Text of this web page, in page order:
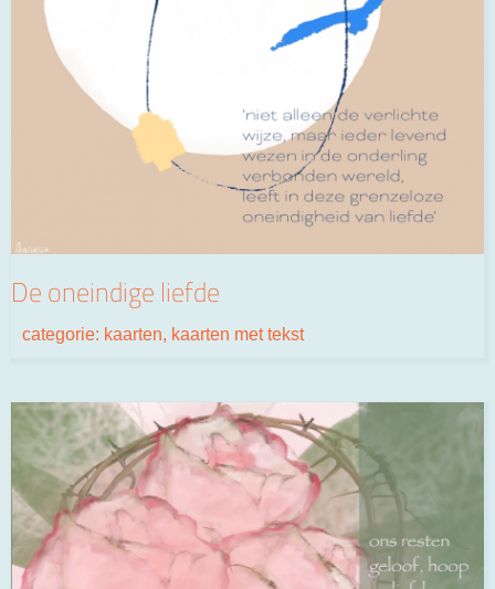
De oneindige liefde
categorie: kaarten, kaarten met tekst